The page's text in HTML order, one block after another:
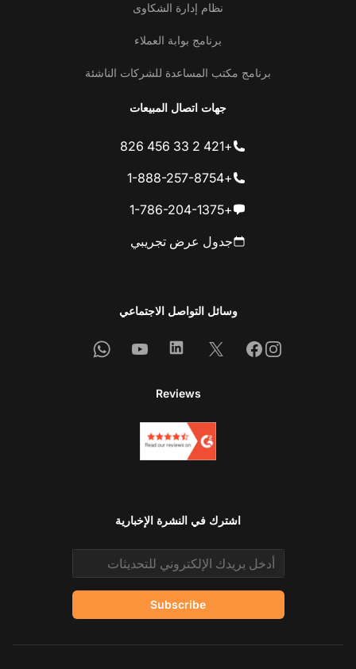
نظام إدارة الشكاوى
برنامج بوابة العملاء
برنامج مكتب المساعدة للشركات الناشئة
جهات اتصال المبيعات
+421 2 33 456 826
+1-888-257-8754
+1-786-204-1375
جدول عرض تجريبي
وسائل التواصل الاجتماعي
Instagram
Facebook
X
Linkedin
Youtube
Whatsapp
Reviews
اشترك في النشرة الإخبارية
Email address
Subscribe